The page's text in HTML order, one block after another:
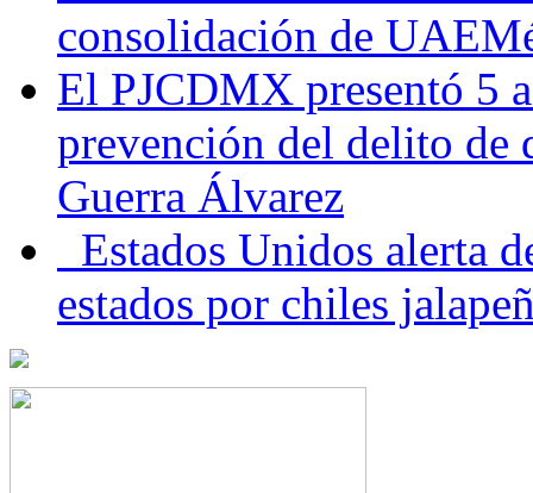
consolidación de
El PJCDMX presentó 5
prevención del delito de
Guerra Álvarez
Estados Unidos alerta
estados por chiles